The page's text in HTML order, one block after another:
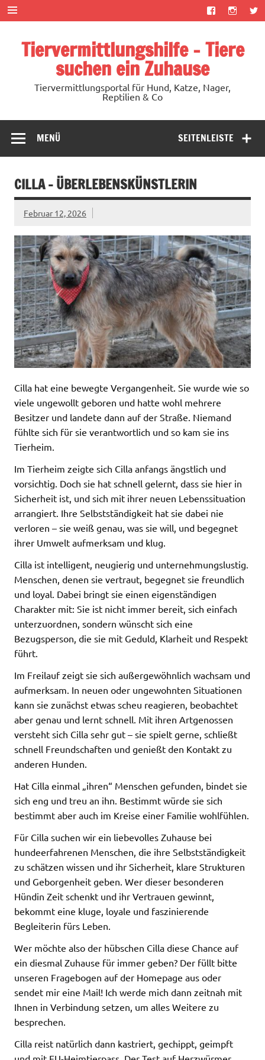
Zum
Inhalt
springen
Tiervermittlungshilfe – Tiere
suchen ein Zuhause
Tiervermittlungsportal für Hund, Katze, Nager,
Reptilien & Co
SEITENLEISTE
MENÜ
CILLA – ÜBERLEBENSKÜNSTLERIN
Februar 12, 2026
Cilla hat eine bewegte Vergangenheit. Sie wurde wie so
viele ungewollt geboren und hatte wohl mehrere
Besitzer und landete dann auf der Straße. Niemand
fühlte sich für sie verantwortlich und so kam sie ins
Tierheim.
Im Tierheim zeigte sich Cilla anfangs ängstlich und
vorsichtig. Doch sie hat schnell gelernt, dass sie hier in
Sicherheit ist, und sich mit ihrer neuen Lebenssituation
arrangiert. Ihre Selbstständigkeit hat sie dabei nie
verloren – sie weiß genau, was sie will, und begegnet
ihrer Umwelt aufmerksam und klug.
Cilla ist intelligent, neugierig und unternehmungslustig.
Menschen, denen sie vertraut, begegnet sie freundlich
und loyal. Dabei bringt sie einen eigenständigen
Charakter mit: Sie ist nicht immer bereit, sich einfach
unterzuordnen, sondern wünscht sich eine
Bezugsperson, die sie mit Geduld, Klarheit und Respekt
führt.
Im Freilauf zeigt sie sich außergewöhnlich wachsam und
aufmerksam. In neuen oder ungewohnten Situationen
kann sie zunächst etwas scheu reagieren, beobachtet
aber genau und lernt schnell. Mit ihren Artgenossen
versteht sich Cilla sehr gut – sie spielt gerne, schließt
schnell Freundschaften und genießt den Kontakt zu
anderen Hunden.
Hat Cilla einmal „ihren“ Menschen gefunden, bindet sie
sich eng und treu an ihn. Bestimmt würde sie sich
bestimmt aber auch im Kreise einer Familie wohlfühlen.
Für Cilla suchen wir ein liebevolles Zuhause bei
hundeerfahrenen Menschen, die ihre Selbstständigkeit
zu schätzen wissen und ihr Sicherheit, klare Strukturen
und Geborgenheit geben. Wer dieser besonderen
Hündin Zeit schenkt und ihr Vertrauen gewinnt,
bekommt eine kluge, loyale und faszinierende
Begleiterin fürs Leben.
Wer möchte also der hübschen Cilla diese Chance auf
ein diesmal Zuhause für immer geben? Der füllt bitte
unseren Fragebogen auf der Homepage aus oder
sendet mir eine Mail! Ich werde mich dann zeitnah mit
Ihnen in Verbindung setzen, um alles Weitere zu
besprechen.
Cilla reist natürlich dann kastriert, gechippt, geimpft